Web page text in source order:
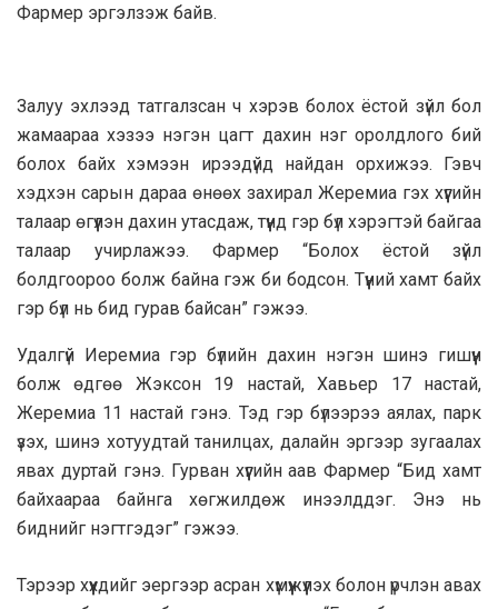
Фармер эргэлзэж байв.
Залуу эхлээд татгалзсан ч хэрэв болох ёстой зүйл бол
жамаараа хэзээ нэгэн цагт дахин нэг оролдлого бий
болох байх хэмээн ирээдүйд найдан орхижээ. Гэвч
хэдхэн сарын дараа өнөөх захирал Жеремиа гэх хүүгийн
талаар өгүүлэн дахин утасдаж, түүнд гэр бүл хэрэгтэй байгаа
талаар учирлажээ. Фармер “Болох ёстой зүйл
болдгоороо болж байна гэж би бодсон. Түүний хамт байх
гэр бүл нь бид гурав байсан” гэжээ.
Удалгүй Иеремиа гэр бүлийн дахин нэгэн шинэ гишүүн
болж өдгөө Жэксон 19 настай, Хавьер 17 настай,
Жеремиа 11 настай гэнэ. Тэд гэр бүлээрээ аялах, парк
үзэх, шинэ хотуудтай танилцах, далайн эргээр зугаалах
явах дуртай гэнэ. Гурван хүүгийн аав Фармер “Бид хамт
байхаараа байнга хөгжилдөж инээлддэг. Энэ нь
биднийг нэгтгэдэг” гэжээ.
Тэрээр хүүхдийг эергээр асран хүмүүжүүлэх болон үрчлэн авах